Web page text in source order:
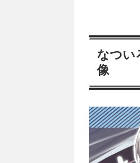
なつい
像